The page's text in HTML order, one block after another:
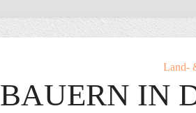
Land-
BAUERN IN